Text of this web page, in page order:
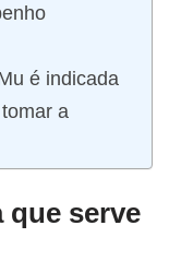
é indicada
a
que serve